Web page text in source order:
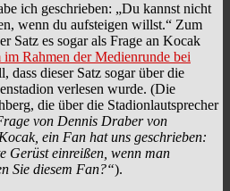
ich geschrieben: „Du kannst nicht
wenn du aufsteigen willst.“ Zum
Satz es sogar als Frage an Kocak
Rahmen der Medienrunde bei
dass dieser Satz sogar über die
verlesen wurde. (Die
die über die Stadionlautsprecher
von Dennis Draber von
ein Fan hat uns geschrieben:
Gerüst einreißen, wenn man
Sie diesem Fan?“).